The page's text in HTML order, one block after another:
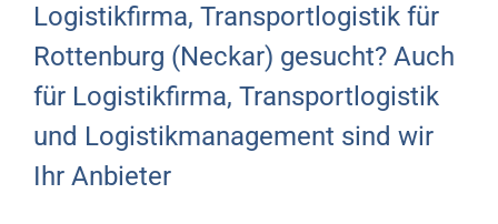
Logistikfirma, Transportlogistik für
Rottenburg (Neckar) gesucht? Auch
für Logistikfirma, Transportlogistik
und Logistikmanagement sind wir
Ihr Anbieter